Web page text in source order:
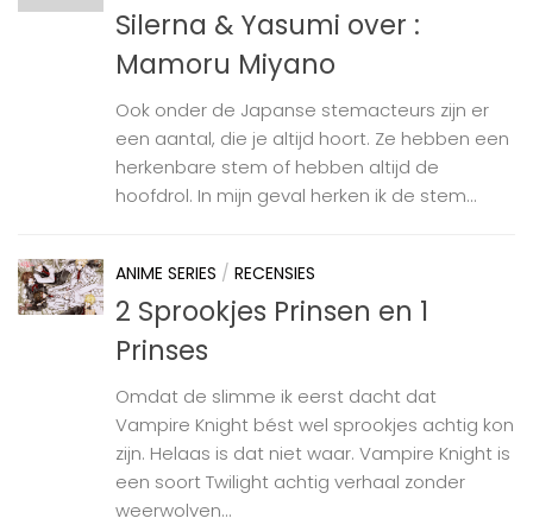
Silerna & Yasumi over :
Mamoru Miyano
Ook onder de Japanse stemacteurs zijn er
een aantal, die je altijd hoort. Ze hebben een
herkenbare stem of hebben altijd de
hoofdrol. In mijn geval herken ik de stem...
ANIME SERIES / RECENSIES
2 Sprookjes Prinsen en 1
Prinses
Omdat de slimme ik eerst dacht dat
Vampire Knight bést wel sprookjes achtig kon
zijn. Helaas is dat niet waar. Vampire Knight is
een soort Twilight achtig verhaal zonder
weerwolven...